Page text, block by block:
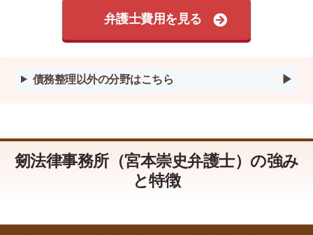
弁護士費用を見る
債務整理以外の分野はこちら
剱法律事務所（宮本崇史弁護士）の強み
と特徴